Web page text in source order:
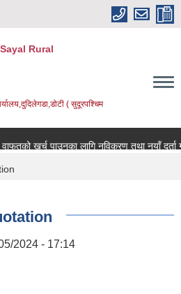
(Sayal Rural
( सुदूरपश्चिम
खर्च पाउनका लागि नविकरण तथा नयाँ दर्ता
2024 - 17:14